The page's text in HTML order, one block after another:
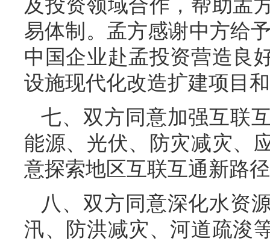
及投资领域合作，帮助孟
易体制。孟方感谢中方给
中国企业赴孟投资营造良
设施现代化改造扩建项目
七、双方同意加强互联
能源、光伏、防灾减灾、
意探索地区互联互通新路
八、双方同意深化水资
汛、防洪减灾、河道疏浚